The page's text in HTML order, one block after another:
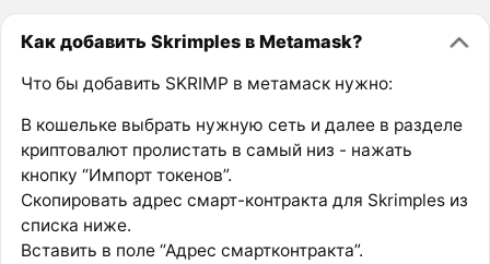
Как добавить Skrimples в Metamask?
Что бы добавить SKRIMP в метамаск нужно:
В кошельке выбрать нужную сеть и далее в разделе
криптовалют пролистать в самый низ - нажать
кнопку “Импорт токенов”.
Скопировать адрес смарт-контракта для Skrimples из
списка ниже.
Вставить в поле “Адрес смартконтракта”.